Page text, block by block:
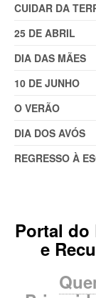
CUIDAR DA
25 DE ABRIL
DIA DAS MÃES
10 DE JUNHO
O VERÃO
DIA DOS AVÓS
REGRESSO À
Portal do
e